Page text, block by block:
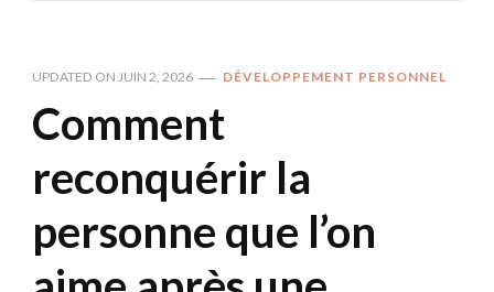
UPDATED ON JUIN 2, 2026 DÉVELOPPEMENT PERSONNEL
Comment
reconquérir la
personne que l’on